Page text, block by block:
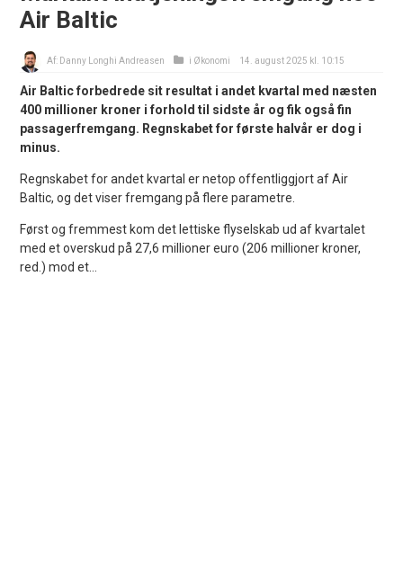
Air Baltic
Af: Danny Longhi Andreasen i Økonomi 14. august 2025 kl. 10:15
Air Baltic forbedrede sit resultat i andet kvartal med næsten
400 millioner kroner i forhold til sidste år og fik også fin
passagerfremgang. Regnskabet for første halvår er dog i
minus.
Regnskabet for andet kvartal er netop offentliggjort af Air
Baltic, og det viser fremgang på flere parametre.
Først og fremmest kom det lettiske flyselskab ud af kvartalet
med et overskud på 27,6 millioner euro (206 millioner kroner,
red.) mod et...